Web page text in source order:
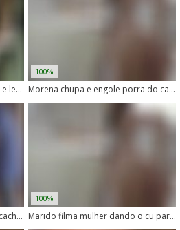
Branquinha arregaça de quatro e leva rola do cachorro no cu
100%
Morena chupa e engole porra do cachorro depois de um boquete
Branquinha safada transa com cachorro em vídeo caseiro
100%
Marido filma mulher dando o cu para o cachorro em vídeo caseiro